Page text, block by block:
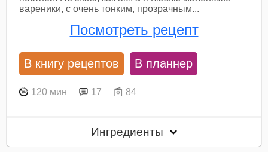
вареники, с очень тонким, прозрачным...
Посмотреть рецепт
В книгу рецептов В планнер
120 мин 17 84
Ингредиенты